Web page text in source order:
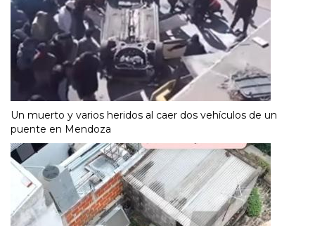
Un muerto y varios heridos al caer dos vehículos de un
puente en Mendoza